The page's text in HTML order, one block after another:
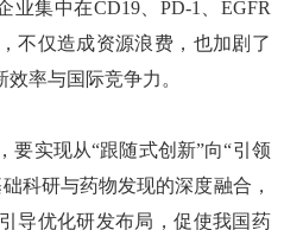
业集中在CD19、PD-1、EGFR
不仅造成资源浪费，也加剧了
率与国际竞争力。
实现从“跟随式创新”向“引领
科研与药物发现的深度融合，
导优化研发布局，促使我国药